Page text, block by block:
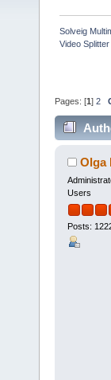
Solveig
Video
Pages: [1 ] 2
Olga
Users
Posts: